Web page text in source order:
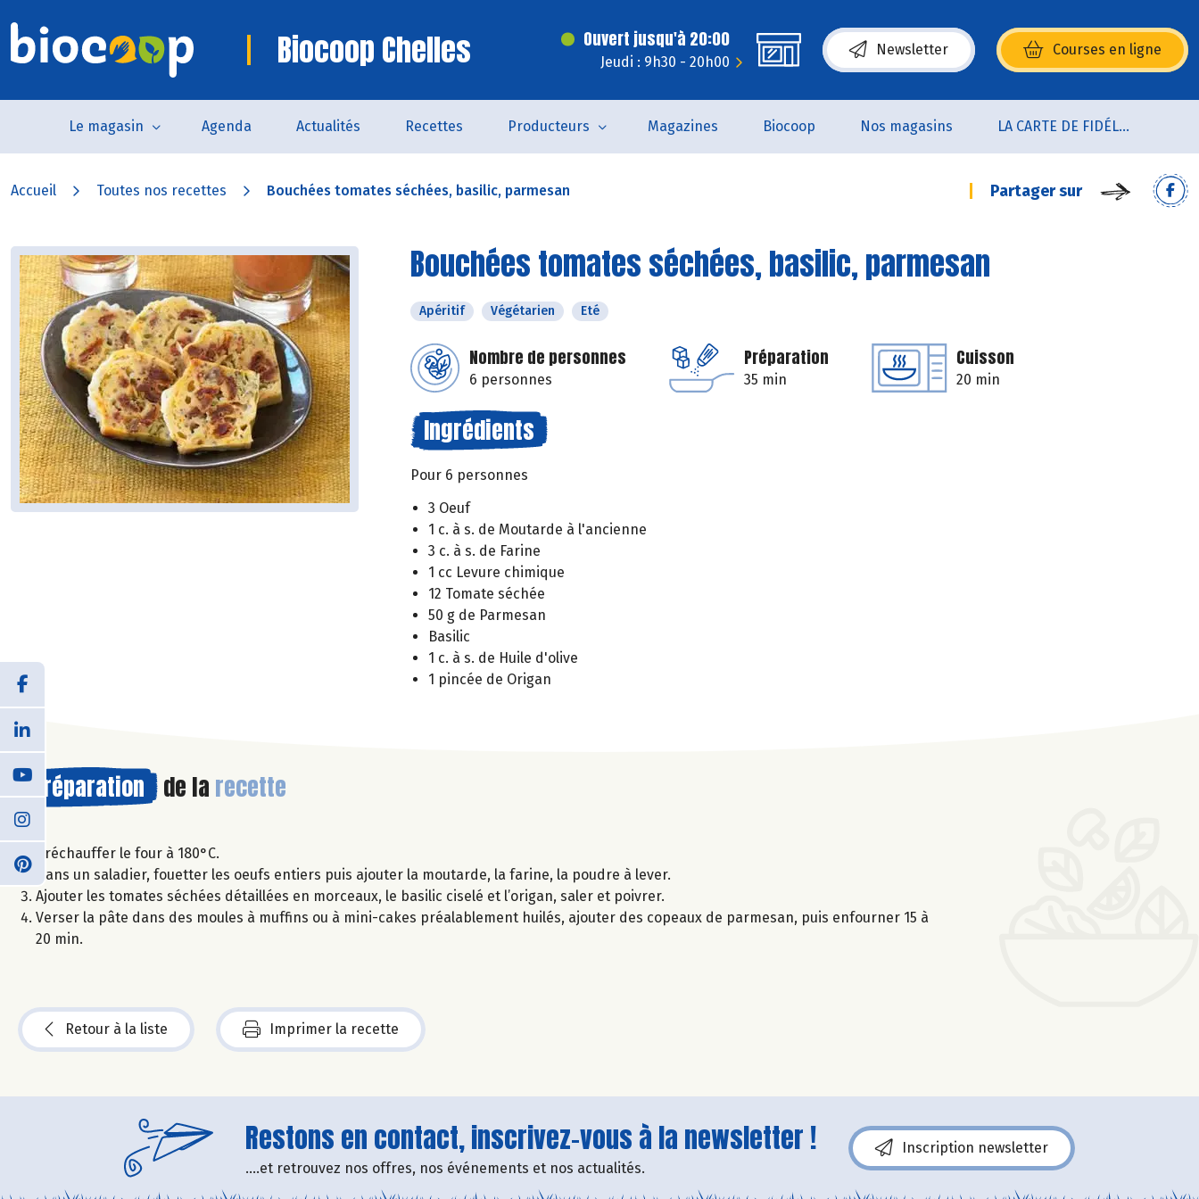
Biocoop Chelles Ouvert jusqu'à 20:00
Jeudi : 9h30 - 20h00
Newsletter Courses en ligne
(s’ouvre dans une nouvelle fenêtre)
Le magasin Agenda Actualités Recettes Producteurs Magazines Biocoop Nos magasins LA CARTE DE FIDÉLITÉ
Accueil Toutes nos recettes Bouchées tomates séchées, basilic, parmesan Partager sur
Bouchées tomates séchées, basilic, parmesan
Apéritif Végétarien Eté
Nombre de personnes
6 personnes
Préparation
35 min
Cuisson
20 min
Ingrédients
Pour 6 personnes
3 Oeuf
1 c. à s. de Moutarde à l'ancienne
3 c. à s. de Farine
1 cc Levure chimique
12 Tomate séchée
50 g de Parmesan
Basilic
1 c. à s. de Huile d'olive
1 pincée de Origan
Préparation de la recette
Préchauffer le four à 180°C.
Dans un saladier, fouetter les oeufs entiers puis ajouter la moutarde, la farine, la poudre à lever.
Ajouter les tomates séchées détaillées en morceaux, le basilic ciselé et l’origan, saler et poivrer.
Verser la pâte dans des moules à muffins ou à mini-cakes préalablement huilés, ajouter des copeaux de parmesan, puis enfourner 15 à
20 min.
Retour à la liste Imprimer la recette
Restons en contact, inscrivez-vous à la newsletter !
....et retrouvez nos offres, nos événements et nos actualités.
Inscription newsletter